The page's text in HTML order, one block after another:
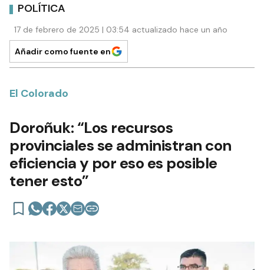
POLÍTICA
17 de febrero de 2025 | 03:54 actualizado hace un año
Añadir como fuente en
El Colorado
Doroñuk: “Los recursos
provinciales se administran con
eficiencia y por eso es posible
tener esto”